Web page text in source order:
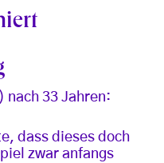
nach 33 Jahren:
dass dieses doch
zwar anfangs